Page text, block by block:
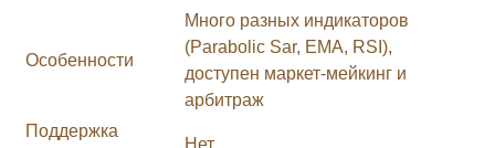
Особенности
Много разных индикаторов
(Parabolic Sar, EMA, RSI),
доступен маркет-мейкинг и
арбитраж
Поддержка
Нет